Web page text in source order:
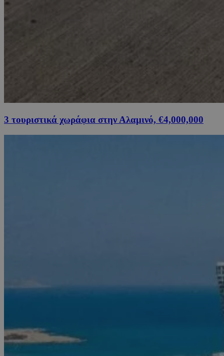
3 τουριστικά χωράφια στην Αλαμινό, €4,000,000